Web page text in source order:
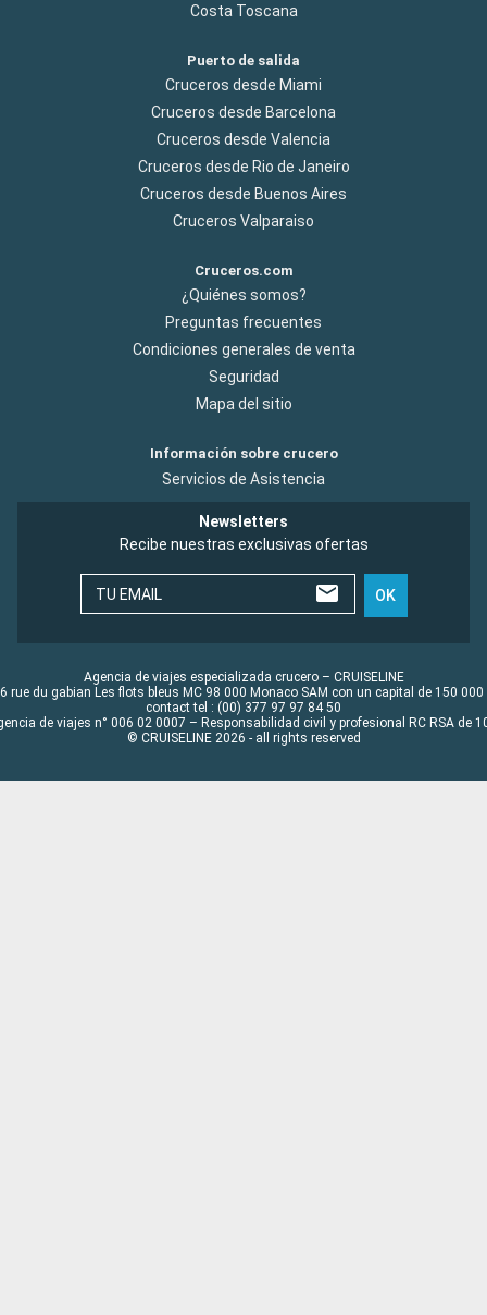
Costa Toscana
Puerto de salida
Cruceros desde Miami
Cruceros desde Barcelona
Cruceros desde Valencia
Cruceros desde Rio de Janeiro
Cruceros desde Buenos Aires
Cruceros Valparaiso
Cruceros.com
¿Quiénes somos?
Preguntas frecuentes
Condiciones generales de venta
Seguridad
Mapa del sitio
Información sobre crucero
Servicios de Asistencia
Newsletters
Recibe nuestras exclusivas ofertas
TU EMAIL OK
Agencia de viajes especializada crucero – CRUISELINE
rue du gabian Les flots bleus MC 98 000 Monaco SAM con un capital de 150 000
contact tel : (00) 377 97 97 84 50
de viajes n° 006 02 0007 – Responsabilidad civil y profesional RC RSA de
© CRUISELINE 2026 - all rights reserved